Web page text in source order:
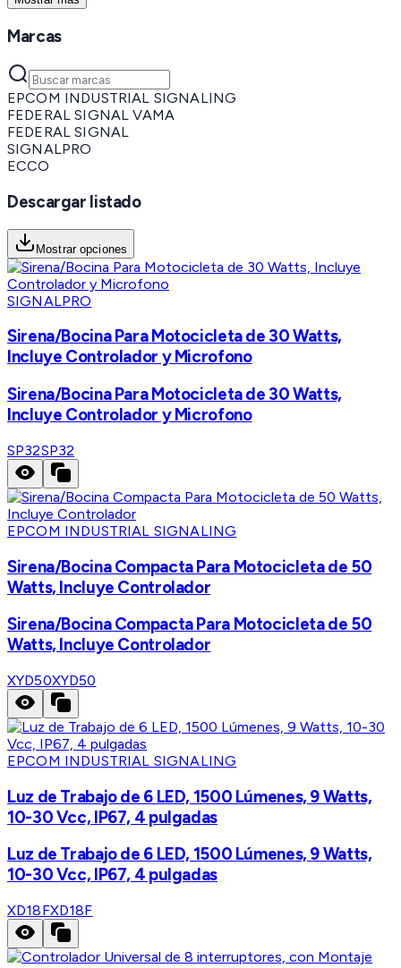
Marcas
EPCOM INDUSTRIAL SIGNALING
FEDERAL SIGNAL VAMA
FEDERAL SIGNAL
SIGNALPRO
ECCO
Descargar listado
Mostrar opciones
SIGNALPRO
Sirena/Bocina Para Motocicleta de 30 Watts,
Incluye Controlador y Microfono
Sirena/Bocina Para Motocicleta de 30 Watts,
Incluye Controlador y Microfono
SP32SP32
EPCOM INDUSTRIAL SIGNALING
Sirena/Bocina Compacta Para Motocicleta de 50
Watts, Incluye Controlador
Sirena/Bocina Compacta Para Motocicleta de 50
Watts, Incluye Controlador
XYD50XYD50
EPCOM INDUSTRIAL SIGNALING
Luz de Trabajo de 6 LED, 1500 Lúmenes, 9 Watts,
10-30 Vcc, IP67, 4 pulgadas
Luz de Trabajo de 6 LED, 1500 Lúmenes, 9 Watts,
10-30 Vcc, IP67, 4 pulgadas
XD18FXD18F